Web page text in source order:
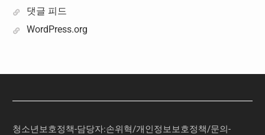
댓글 피드
WordPress.org
청소년보호정책-담당자:손위혁/개인정보보호정책/문의-